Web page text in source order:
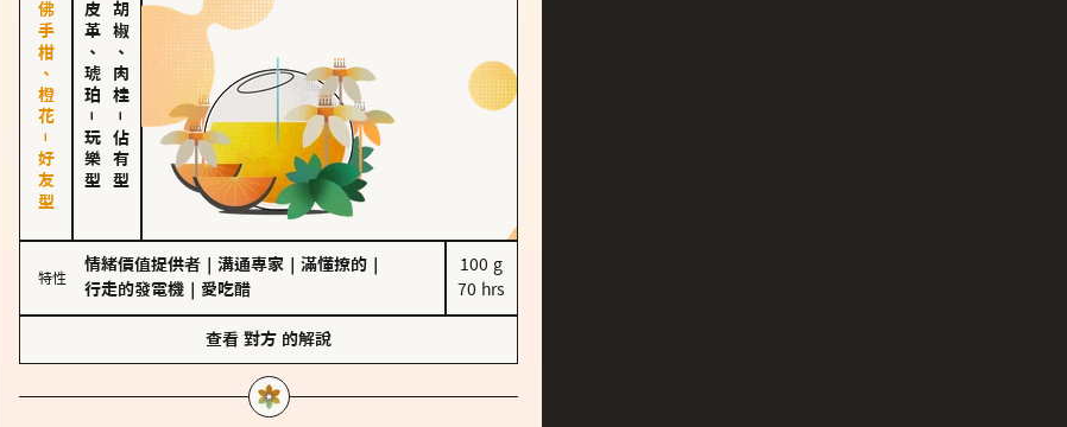
佛手柑、橙花－好友型 皮革、琥珀
－
玩樂型
胡椒、肉桂
－
佔有型
特性
情緒價值提供者 溝通專家 滿懂撩的
行走的發電機
愛吃醋
100 g
70 hrs
查看 對方 的解說